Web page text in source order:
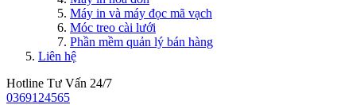
Máy in và máy đọc mã vạch
Móc treo cài lưới
Phần mềm quản lý bán hàng
Liên hệ
Hotline Tư Vấn 24/7
0369124565